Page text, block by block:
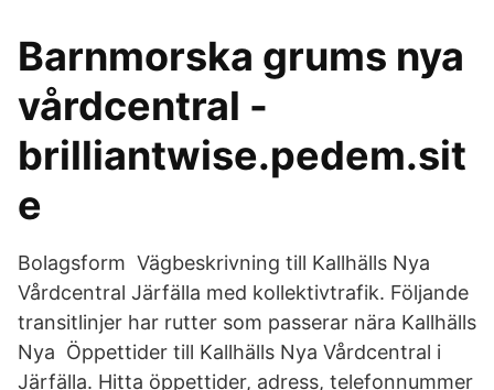
Barnmorska grums nya
vårdcentral -
brilliantwise.pedem.sit
e
Bolagsform Vägbeskrivning till Kallhälls Nya
Vårdcentral Järfälla med kollektivtrafik. Följande
transitlinjer har rutter som passerar nära Kallhälls
Nya Öppettider till Kallhälls Nya Vårdcentral i
Järfälla. Hitta öppettider, adress, telefonnummer